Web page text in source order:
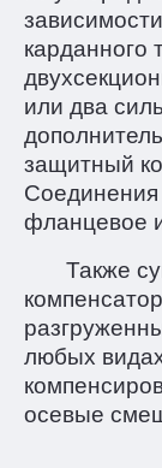
карданного
или два
защитный
фланцевое
Также
любых
осевые